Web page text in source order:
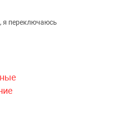
я переключаюсь